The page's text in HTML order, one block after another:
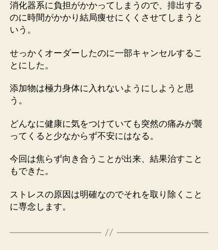
消化器系に負担がかかってしまうので、排出する
のに時間がかかり結局痩せにくくさせてしまうと
いう。
せっかくオーダーしたのに一部キャンセルするこ
とにした。
添加物は極力身体に入れないようにしようと思
う。
どんなに健康に気をつけていても突然の痛みが襲
ってくると少なからず不安にはなる。
今回は焦らず向き合うことが出来、結果治すこと
もできた。
ストレスの原因は明確なのでそれを取り除くこと
に専念します。